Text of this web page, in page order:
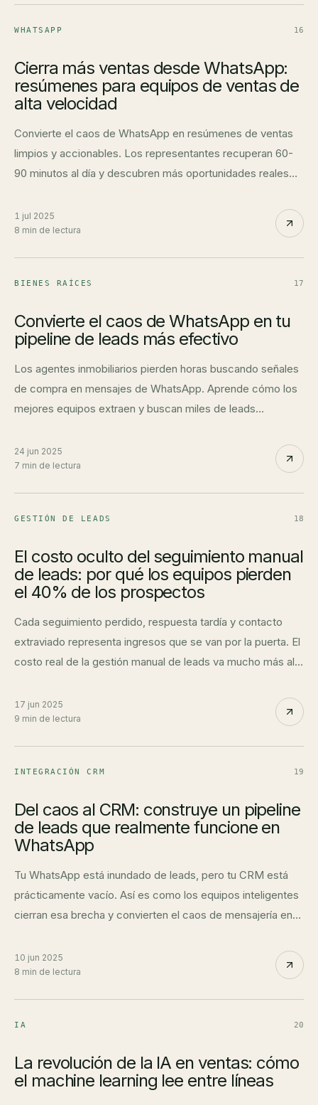
WHATSAPP 16
Cierra más ventas desde WhatsApp:
resúmenes para equipos de ventas de
alta velocidad
Convierte el caos de WhatsApp en resúmenes de ventas
limpios y accionables. Los representantes recuperan 60-
90 minutos al día y descubren más oportunidades reales
1 jul 2025
8 min de lectura
BIENES RAÍCES 17
Convierte el caos de WhatsApp en tu
pipeline de leads más efectivo
Los agentes inmobiliarios pierden horas buscando señales
de compra en mensajes de WhatsApp. Aprende cómo los
mejores equipos extraen y buscan miles de leads
24 jun 2025
7 min de lectura
GESTIÓN DE LEADS 18
El costo oculto del seguimiento manual
de leads: por qué los equipos pierden
el 40% de los prospectos
Cada seguimiento perdido, respuesta tardía y contacto
extraviado representa ingresos que se van por la puerta. El
costo real de la gestión manual de leads va mucho más allá
17 jun 2025
9 min de lectura
INTEGRACIÓN CRM 19
Del caos al CRM: construye un pipeline
de leads que realmente funcione en
WhatsApp
Tu WhatsApp está inundado de leads, pero tu CRM está
prácticamente vacío. Así es como los equipos inteligentes
cierran esa brecha y convierten el caos de mensajería en
10 jun 2025
8 min de lectura
IA 20
La revolución de la IA en ventas: cómo
el machine learning lee entre líneas